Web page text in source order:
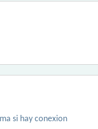
si hay conexion